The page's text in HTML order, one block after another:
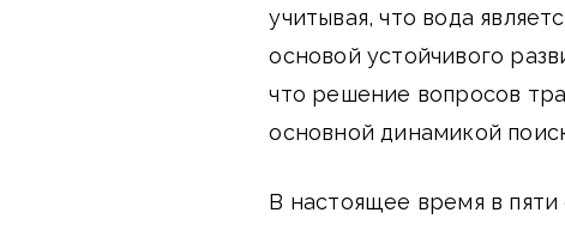
учитывая, что вода
основой устойчивого
что решение вопросов
основной динамикой
В настоящее время в